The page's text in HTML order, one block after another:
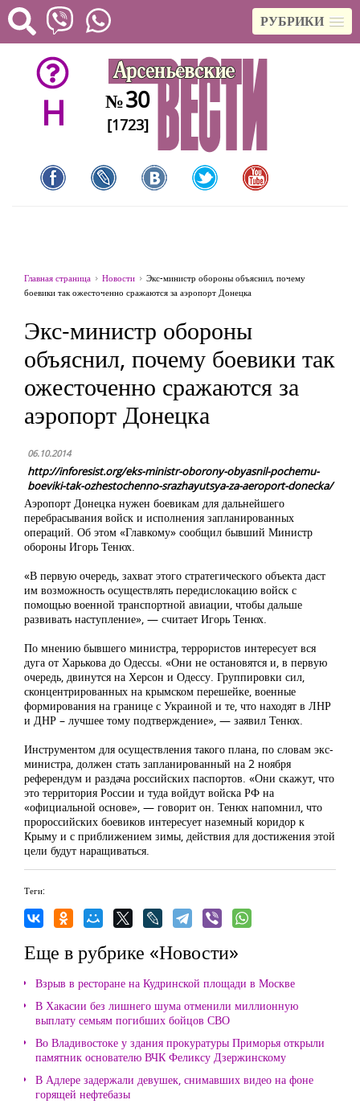
РУБРИКИ
H №30
[1723]
Главная страница Новости
Экс-министр обороны объяснил, почему
боевики так ожесточенно сражаются за аэропорт Донецка
Экс-министр обороны
объяснил, почему боевики так
ожесточенно сражаются за
аэропорт Донецка
06.10.2014
http://inforesist.org/eks-ministr-oborony-obyasnil-pochemu-
boeviki-tak-ozhestochenno-srazhayutsya-za-aeroport-donecka/
Аэропорт Донецка нужен боевикам для дальнейшего
перебрасывания войск и исполнения запланированных
операций. Об этом «Главкому» сообщил бывший Министр
обороны Игорь Тенюх.
«В первую очередь, захват этого стратегического объекта даст
им возможность осуществлять передислокацию войск с
помощью военной транспортной авиации, чтобы дальше
развивать наступление», — считает Игорь Тенюх.
По мнению бывшего министра, террористов интересует вся
дуга от Харькова до Одессы. «Они не остановятся и, в первую
очередь, двинутся на Херсон и Одессу. Группировки сил,
сконцентрированных на крымском перешейке, военные
формирования на границе с Украиной и те, что находят в ЛНР
и ДНР – лучшее тому подтверждение», — заявил Тенюх.
Инструментом для осуществления такого плана, по словам экс-
министра, должен стать запланированный на 2 ноября
референдум и раздача российских паспортов. «Они скажут, что
это территория России и туда войдут войска РФ на
«официальной основе», — говорит он. Тенюх напомнил, что
пророссийских боевиков интересует наземный коридор к
Крыму и с приближением зимы, действия для достижения этой
цели будут наращиваться.
Теги:
Еще в рубрике «Новости»
Взрыв в ресторане на Кудринской площади в Москве
В Хакасии без лишнего шума отменили миллионную
выплату семьям погибших бойцов СВО
Во Владивостоке у здания прокуратуры Приморья открыли
памятник основателю ВЧК Феликсу Дзержинскому
В Адлере задержали девушек, снимавших видео на фоне
горящей нефтебазы